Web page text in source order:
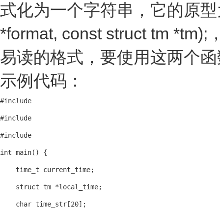
式化为一个字符串，它的原
*format, const struct tm *tm);
易读的格式，要使用这两个
示例代码：
#include
#include
#include
int main() {
    time_t current_time;
    struct tm *local_time;
    char time_str[20];